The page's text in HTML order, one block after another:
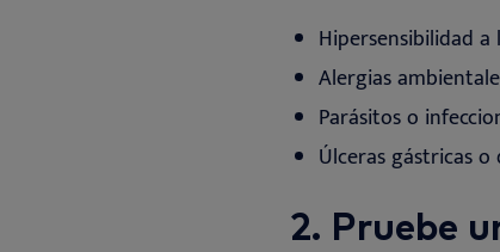
Hipersensibilidad a
Alergias
Parásitos o
Úlceras gástricas
2. Pruebe